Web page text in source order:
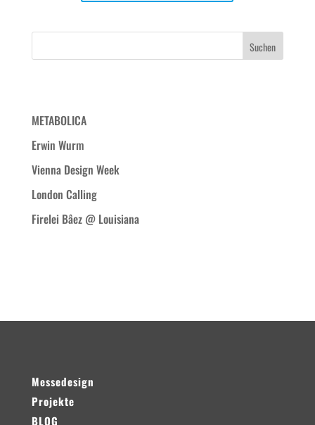
METABOLICA
Erwin Wurm
Vienna Design Week
London Calling
Firelei Bâez @ Louisiana
Messedesign
Projekte
BLOG